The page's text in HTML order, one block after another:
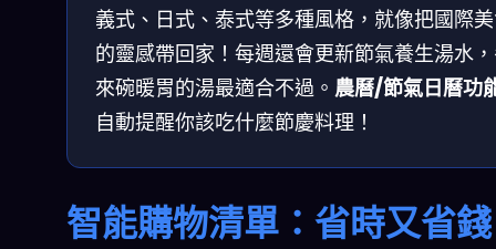
義式、日式、泰式等多種風格，就像把國際
的靈感帶回家！每週還會更新節氣養生湯水
來碗暖胃的湯最適合不過。 農曆/節氣日曆功
自動提醒你該吃什麼節慶料理！
智能購物清單：省時又省錢